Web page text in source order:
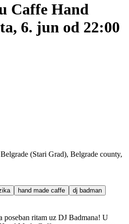
Caffe Hand
6. jun od 22:00
(Stari Grad), Belgrade county,
hand made caffe
dj badman
poseban ritam uz DJ Badmana! U